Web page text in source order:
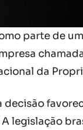
parte de
da
legislação